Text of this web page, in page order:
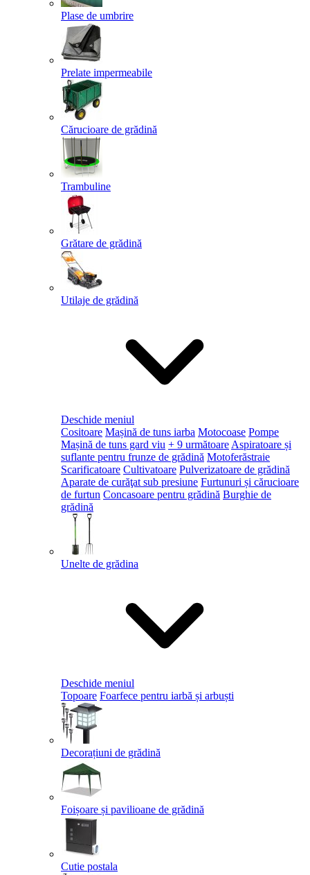
Plase de umbrire
Prelate impermeabile
Cărucioare de grădină
Trambuline
Grătare de grădină
Utilaje de grădină
Deschide meniul
Cositoare Mașină de tuns iarba Motocoase Pompe
Mașină de tuns gard viu + 9 următoare Aspiratoare și
suflante pentru frunze de grădină Motoferăstraie
Scarificatoare Cultivatoare Pulverizatoare de grădină
Aparate de curăţat sub presiune Furtunuri și cărucioare
de furtun Concasoare pentru grădină Burghie de
grădină
Unelte de grădina
Deschide meniul
Topoare Foarfece pentru iarbă și arbuști
Decorațiuni de grădină
Foișoare și pavilioane de grădină
Cutie postala